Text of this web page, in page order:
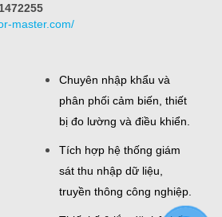
master.com/
Chuyên nhập khẩu và
phân phối cảm biến, thiết
bị đo lường và điều khiển.
Tích hợp hệ thống giám
sát thu nhập dữ liệu,
truyền thông công nghiệp.